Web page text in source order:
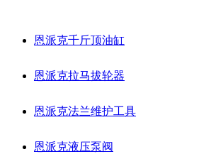
恩派克千斤顶油缸
恩派克拉马拔轮器
恩派克法兰维护工具
恩派克液压泵阀